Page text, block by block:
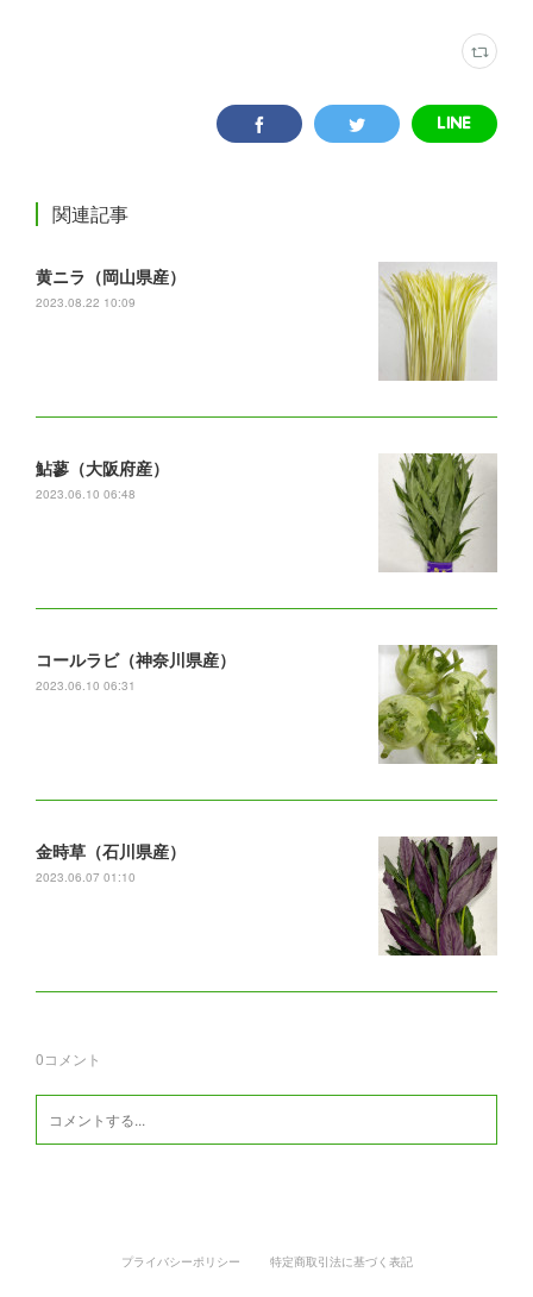
関連記事
黄ニラ（岡山県産）
2023.08.22 10:09
鮎蓼（大阪府産）
2023.06.10 06:48
コールラビ（神奈川県産）
2023.06.10 06:31
金時草（石川県産）
2023.06.07 01:10
0コメント
プライバシーポリシー 特定商取引法に基づく表記